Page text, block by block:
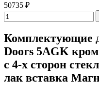
50735 ₽
Комплектующие
Doors 5AGK
с 4-х сторон
лак вставка